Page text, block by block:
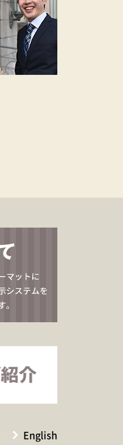
English